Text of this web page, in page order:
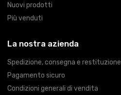
Nuovi prodotti
Più venduti
La nostra azienda
Spedizione, consegna e restituzione
Pagamento sicuro
Condizioni generali di vendita